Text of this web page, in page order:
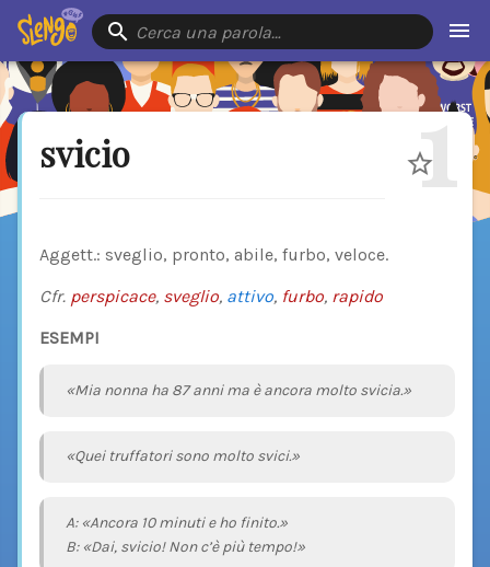
Cerca una parola…
svicio 1
Aggett.: sveglio, pronto, abile, furbo, veloce.
Cfr. perspicace, sveglio, attivo, furbo, rapido
ESEMPI
«Mia nonna ha 87 anni ma è ancora molto svicia.»
«Quei truffatori sono molto svici.»
A: «Ancora 10 minuti e ho finito.»
B: «Dai, svicio! Non c’è più tempo!»